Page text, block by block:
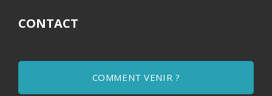
CONTACT
COMMENT VENIR ?